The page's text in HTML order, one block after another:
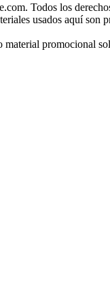
Todos los
usados aquí son
material promocional